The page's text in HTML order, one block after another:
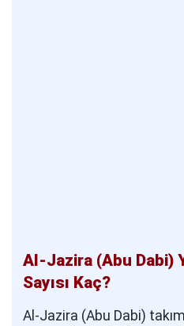
Al-Jazira (Abu Dabi)
Sayısı Kaç?
Al-Jazira (Abu Dabi)